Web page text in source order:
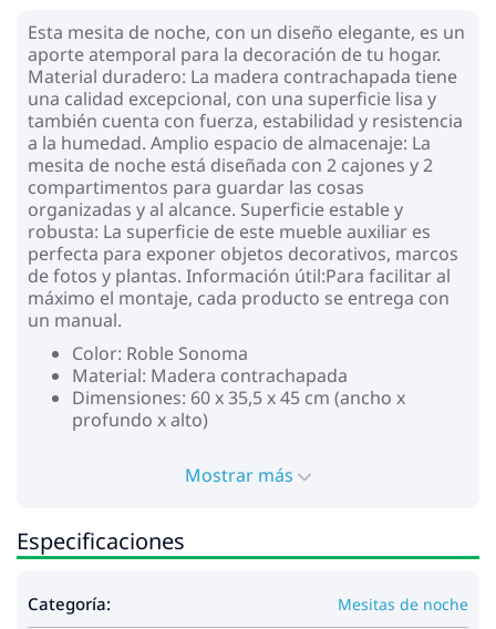
Esta mesita de noche, con un diseño elegante, es un
aporte atemporal para la decoración de tu hogar.
Material duradero: La madera contrachapada tiene
una calidad excepcional, con una superficie lisa y
también cuenta con fuerza, estabilidad y resistencia
a la humedad. Amplio espacio de almacenaje: La
mesita de noche está diseñada con 2 cajones y 2
compartimentos para guardar las cosas
organizadas y al alcance. Superficie estable y
robusta: La superficie de este mueble auxiliar es
perfecta para exponer objetos decorativos, marcos
de fotos y plantas. Información útil:Para facilitar al
máximo el montaje, cada producto se entrega con
un manual.
Color: Roble Sonoma
Material: Madera contrachapada
Dimensiones: 60 x 35,5 x 45 cm (ancho x
profundo x alto)
Mostrar más
Especificaciones
Categoría: Mesitas de noche